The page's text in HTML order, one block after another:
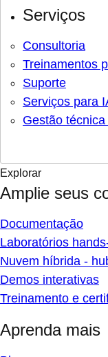
Serviços
Consultoria
Treinamentos
Suporte
Serviços para
Gestão
Explorar
Amplie seus
Documentação
Laboratórios
Nuvem híbrida -
Demos interativas
Treinamento e
Aprenda mais